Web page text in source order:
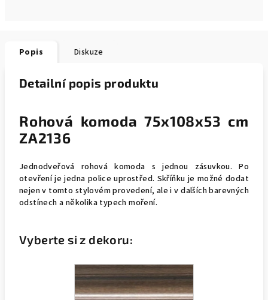
Popis Diskuze
Detailní popis produktu
Rohová komoda 75x108x53 cm
ZA2136
Jednodveřová rohová komoda s jednou zásuvkou. Po
otevření je jedna police uprostřed. Skříňku je možné dodat
nejen v tomto stylovém provedení, ale i v dalších barevných
odstínech a několika typech moření.
Vyberte si z dekoru: